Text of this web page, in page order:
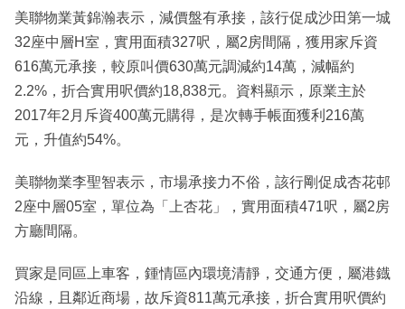
美聯物業黃錦瀚表示，減價盤有承接，該行促成沙田第一城
32座中層H室，實用面積327呎，屬2房間隔，獲用家斥資
616萬元承接，較原叫價630萬元調減約14萬，減幅約
2.2%，折合實用呎價約18,838元。資料顯示，原業主於
2017年2月斥資400萬元購得，是次轉手帳面獲利216萬
元，升值約54%。
美聯物業李聖智表示，市場承接力不俗，該行剛促成杏花邨
2座中層05室，單位為「上杏花」，實用面積471呎，屬2房
方廳間隔。
買家是同區上車客，鍾情區內環境清靜，交通方便，屬港鐡
沿線，且鄰近商場，故斥資811萬元承接，折合實用呎價約